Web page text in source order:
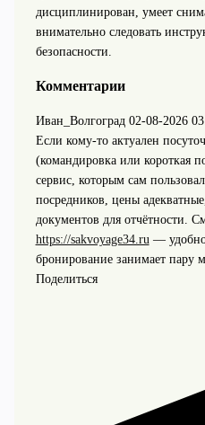
дисциплинирован, умеет
внимательно следовать
безопасности.
Комментарии
Иван_Волгоград 02-08-2026
Если кому-то актуален
(командировка или короткая
сервис, которым сам
посредников, цены
документов для отчётности.
https://sakvoyage34.ru — удобно
бронирование занимает пару
Поделиться